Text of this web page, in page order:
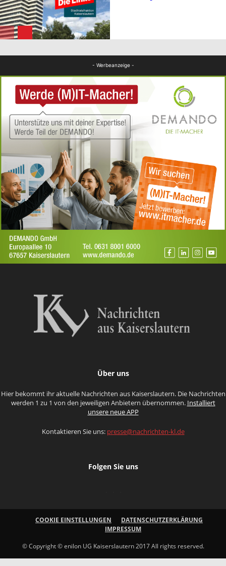
- Werbeanzeige -
Über uns
Hier bekommt ihr aktuelle Nachrichten aus Kaiserslautern. Die Nachrichten
werden 1 zu 1 von den jeweiligen Anbietern übernommen. Installiert
unsere neue APP
Kontaktieren Sie uns: presse@nachrichten-kl.de
Folgen Sie uns
COOKIE EINSTELLUNGEN
DATENSCHUTZERKLÄRUNG
IMPRESSUM
© Copyright © enilon UG Kaiserslautern 2017 All rights reserved.